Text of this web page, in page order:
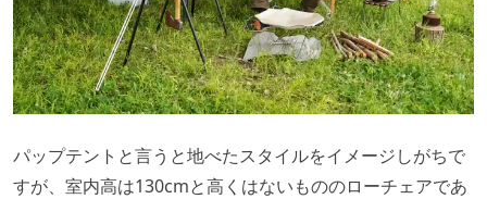
パップテントと言うと地べたスタイルをイメージしがちで
すが、室内高は130cmと高くはないもののローチェアであ